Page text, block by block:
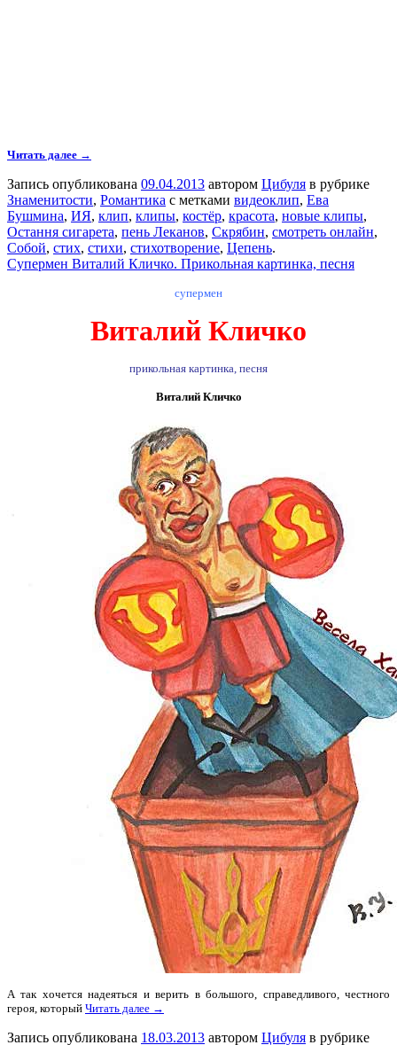
Читать далее →
Запись опубликована 09.04.2013 автором Цибуля в рубрике
Знаменитости, Романтика с метками видеоклип, Ева
Бушмина, ИЯ, клип, клипы, костёр, красота, новые клипы,
Остання сигарета, пень Леканов, Скрябин, смотреть онлайн,
Собой, стих, стихи, стихотворение, Цепень.
Супермен Виталий Кличко. Прикольная картинка, песня
супермен
Виталий Кличко
прикольная картинка, песня
Виталий Кличко
А так хочется надеяться и верить в большого, справедливого, честного
героя, который Читать далее →
Запись опубликована 18.03.2013 автором Цибуля в рубрике